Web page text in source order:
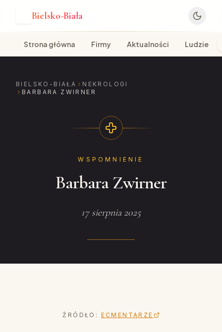
Bielsko-Biała
Strona główna Firmy Aktualności Ludzie
BIELSKO-BIAŁA
NEKROLOGI
BARBARA ZWIRNER
WSPOMNIENIE
Barbara Zwirner
17 sierpnia 2025
ŹRÓDŁO: ECMENTARZE